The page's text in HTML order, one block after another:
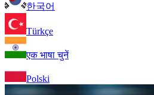
한국어
Türkçe
एक भाषा चुनें
Polski